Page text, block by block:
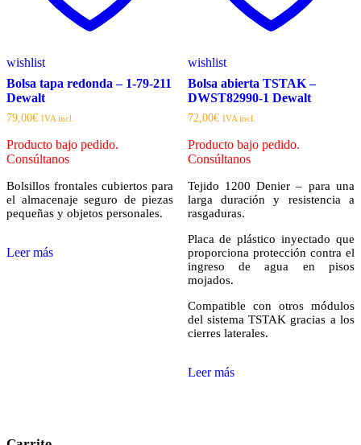
wishlist
Bolsa tapa redonda – 1-79-211
Dewalt
79,00€ IVA incl.
Producto bajo pedido.
Consúltanos
Bolsillos frontales cubiertos para
el almacenaje seguro de piezas
pequeñas y objetos personales.
Leer más
wishlist
Bolsa abierta TSTAK –
DWST82990-1 Dewalt
72,00€ IVA incl.
Producto bajo pedido.
Consúltanos
Tejido 1200 Denier – para una
larga duración y resistencia a
rasgaduras.
Placa de plástico inyectado que
proporciona protección contra el
ingreso de agua en pisos
mojados.
Compatible con otros módulos
del sistema TSTAK gracias a los
cierres laterales.
Leer más